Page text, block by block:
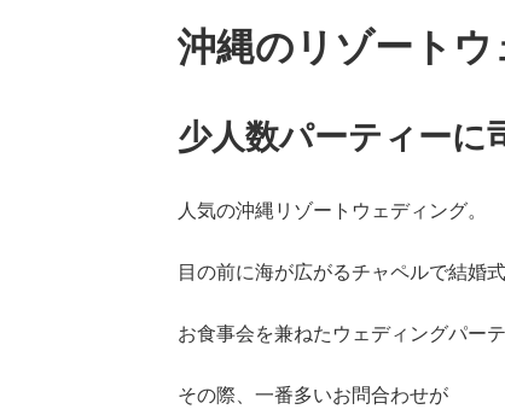
沖縄のリゾート
少人数パーティーに
人気の沖縄リゾートウェディング。
目の前に海が広がるチャペルで結婚
お食事会を兼ねたウェディングパー
その際、一番多いお問合わせが